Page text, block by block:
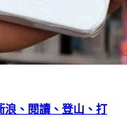
浪、閱讀、登山、打